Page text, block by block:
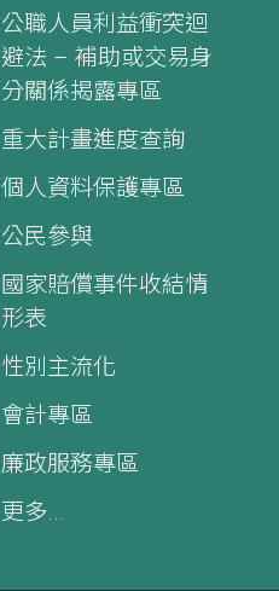
公職人員利益衝突迴
避法 – 補助或交易身
分關係揭露專區
重大計畫進度查詢
個人資料保護專區
公民參與
國家賠償事件收結情
形表
性別主流化
會計專區
廉政服務專區
更多...